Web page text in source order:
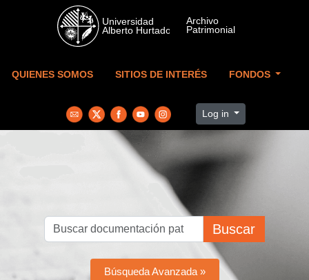
Skip to main content
QUIENES SOMOS SITIOS DE INTERÉS FONDOS
Log in
Buscar
Búsqueda Avanzada »